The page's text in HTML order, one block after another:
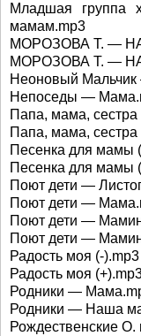
Младшая
мамам.mp3
МОРОЗОВА Т. —
МОРОЗОВА Т. —
Неоновый
Непоседы —
Папа, мама,
Папа, мама,
Песенка для мамы
Песенка для мамы
Поют дети —
Поют дети —
Поют дети —
Поют дети —
Радость моя (-).mp3
Радость моя
Родники —
Родники — Наша
Рождественские